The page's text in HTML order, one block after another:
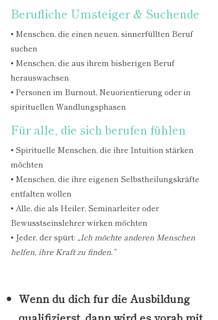
Berufliche Umsteiger & Suchende
• Menschen, die einen neuen, sinnerfüllten Beruf
suchen
• Menschen, die aus ihrem bisherigen Beruf
herauswachsen
• Personen im Burnout, Neuorientierung oder in
spirituellen Wandlungsphasen
Für alle, die sich berufen fühlen
• Spirituelle Menschen, die ihre Intuition stärken
möchten
• Menschen, die ihre eigenen Selbstheilungskräfte
entfalten wollen
• Alle, die als Heiler, Seminarleiter oder
Bewusstseinslehrer wirken möchten
• Jeder, der spürt: „Ich möchte anderen Menschen
helfen, ihre Kraft zu finden.“
Wenn du dich für die Ausbildung